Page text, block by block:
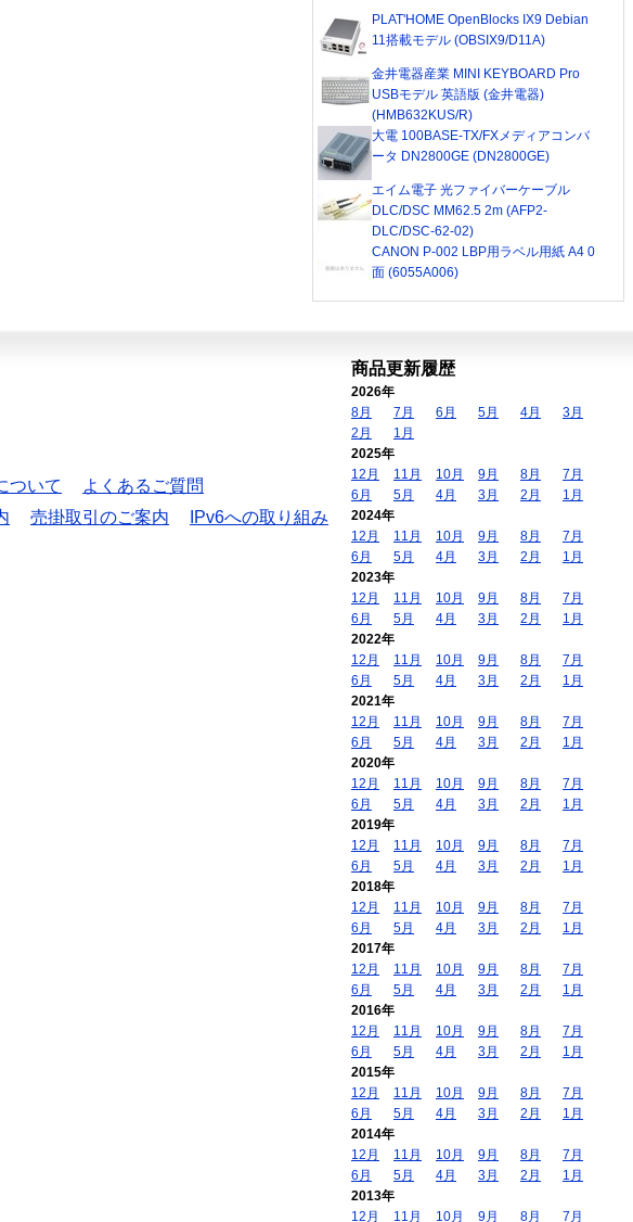
PLAT'HOME OpenBlocks IX9 Debian
11搭載モデル (OBSIX9/D11A)
金井電器産業 MINI KEYBOARD Pro
USBモデル 英語版 (金井電器)
(HMB632KUS/R)
大電 100BASE-TX/FXメディアコンバ
ータ DN2800GE (DN2800GE)
エイム電子 光ファイバーケーブル
DLC/DSC MM62.5 2m (AFP2-
DLC/DSC-62-02)
CANON P-002 LBP用ラベル用紙 A4 0
面 (6055A006)
ついて
よくあるご質問
売掛取引のご案内
IPv6への取り組み
商品更新履歴
2026年
8月
7月 6月 5月 4月
3月
2月
1月
2025年
12月
11月 10月 9月 8月
7月
6月
5月 4月 3月 2月
1月
2024年
12月
11月 10月 9月 8月
7月
6月
5月 4月 3月 2月
1月
2023年
12月
11月 10月 9月 8月
7月
6月
5月 4月 3月 2月
1月
2022年
12月
11月 10月 9月 8月
7月
6月
5月 4月 3月 2月
1月
2021年
12月
11月 10月 9月 8月
7月
6月
5月 4月 3月 2月
1月
2020年
12月
11月 10月 9月 8月
7月
6月
5月 4月 3月 2月
1月
2019年
12月
11月 10月 9月 8月
7月
6月
5月 4月 3月 2月
1月
2018年
12月
11月 10月 9月 8月
7月
6月
5月 4月 3月 2月
1月
2017年
12月
11月 10月 9月 8月
7月
6月
5月 4月 3月 2月
1月
2016年
12月
11月 10月 9月 8月
7月
6月
5月 4月 3月 2月
1月
2015年
12月
11月 10月 9月 8月
7月
6月
5月 4月 3月 2月
1月
2014年
12月
11月 10月 9月 8月
7月
6月
5月 4月 3月 2月
1月
2013年
12月
11月 10月 9月 8月 7月